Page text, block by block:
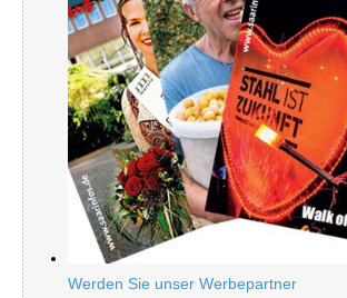
Werden Sie unser Werbepartner